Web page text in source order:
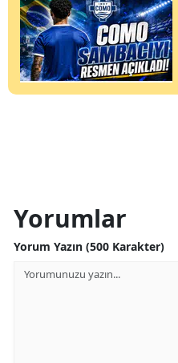
Yorumlar
Yorum Yazın (500 Karakter)